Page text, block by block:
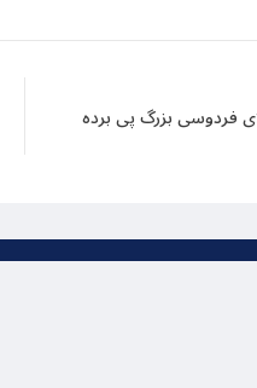
فردوسی بزرگ پی برده